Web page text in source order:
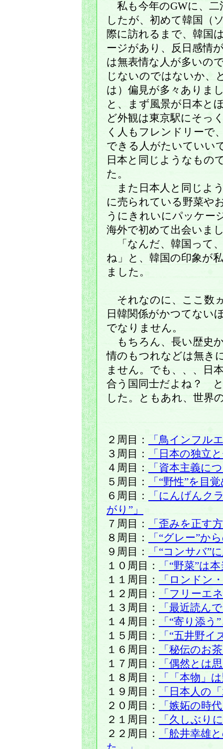
私も今年のGWに、二
したが、初めて韓国（
際に訪れるまで、韓国
ージがあり、反日感情
は無表情な人が多いの
じないのではないか、
は）偏見が多々ありま
と、まず風景が日本と
ど外観は東京駅にそっ
く人もフレンドリーで
できる人がたいていい
日本と同じようなもの
た。
また日本人と同じよ
に売られている野菜や
うにきれいにパッケー
海外で初めて出会いま
「なんだ、韓国って
ね」と、韓国の印象が
ました。
それなのに、ここ数
日韓関係がかつてない
でなりません。
もちろん、長い歴史
情のもつれなどは無き
ません。でも、、、日
合う国同士だよね？
した。ともあれ、世界
２周目：
「鳥インフル
３周目：
「日本の独立
４周目：
「資本主義に
５周目：
「“野性”を目
６周目：
「にんげんク
がり”」
７周目：
「歪みを正す
８周目：
「“グレー”か
９周目：
「“コンサバ”
１０周目：
「“野菜”は
１１周目：
「ロンドン
１２周目：
「フリーエ
１３周目：
「最近読ん
１４周目：
「“寄り添
１５周目：
「“五井野
１６周目：
「秘伝のお
１７周目：
「偶然とは
１８周目：
「「本物」
１９周目：
「日本人の
２０周目：
「嫉妬の時
２１周目：
「久しぶり
２２周目：
「舩井幸雄